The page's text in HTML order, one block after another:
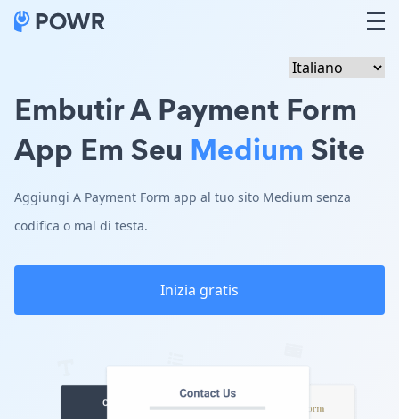
Embutir A Payment Form
App Em Seu Medium Site
Aggiungi A Payment Form app al tuo sito Medium senza
codifica o mal di testa.
Inizia gratis